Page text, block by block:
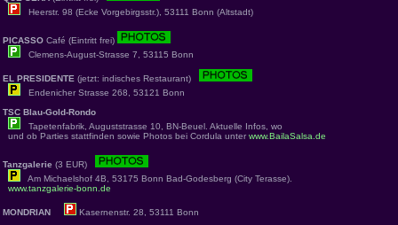
Heerstr. 98 (Ecke Vorgebirgsstr.), 53111 Bonn (Altstadt)
PICASSO Café (Eintritt frei)
Clemens-August-Strasse 7, 53115 Bonn
EL PRESIDENTE (jetzt: indisches Restaurant)
Endenicher Strasse 268, 53121 Bonn
TSC Blau-Gold-Rondo
Tapetenfabrik, Auguststrasse 10, BN-Beuel. Aktuelle Infos, wo
und ob Parties stattfinden sowie Photos bei Cordula unter www.BailaSalsa.de
Tanzgalerie (3 EUR)
Am Michaelshof 4B, 53175 Bonn Bad-Godesberg (City Terasse).
www.tanzgalerie-bonn.de
MONDRIAN Kasernenstr. 28, 53111 Bonn